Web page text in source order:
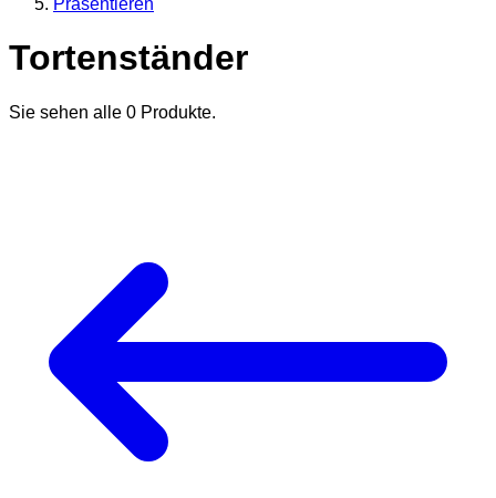
Präsentieren
Tortenständer
Sie sehen alle 0 Produkte.